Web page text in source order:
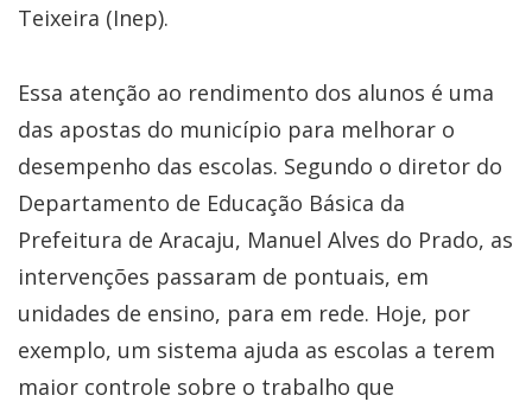
Teixeira (Inep).
Essa atenção ao rendimento dos alunos é uma
das apostas do município para melhorar o
desempenho das escolas. Segundo o diretor do
Departamento de Educação Básica da
Prefeitura de Aracaju, Manuel Alves do Prado, as
intervenções passaram de pontuais, em
unidades de ensino, para em rede. Hoje, por
exemplo, um sistema ajuda as escolas a terem
maior controle sobre o trabalho que